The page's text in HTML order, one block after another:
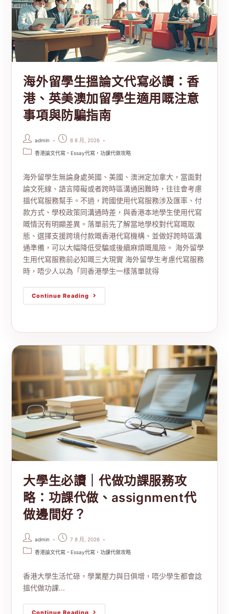
海外留學生搵論文代寫必讀：香
港、英美澳加留學生適用嘅注意
事項與防騙指南
admin 8 8 月, 2026
香港論文代寫・Essay代寫・功課代做攻略
海外留學生無論身處英國、美國、澳洲定加拿大，當面對
論文死線、語言障礙或者跨時區溝通困難時，往往會考慮
搵代寫服務幫手。不過，跨國使用代寫服務涉及匯率、付
款方式、學校政策同溝通時差，與香港本地學生使用代寫
嘅情況有明顯差異。落單前先了解當地學校對代寫嘅取
態、選擇支援跨境付款嘅香港代寫機構、並做好跨時區溝
通準備，可以大幅降低受騙或後續麻煩嘅風險。 海外留學
生用代寫服務前必知嘅三大現實 海外留學生考慮代寫服務
時，唔少人以為「同香港學生一樣落單就得
Continue Reading
大學生必讀｜代做功課服務攻
略：功課代做、assignment代
做邊間好？
admin 7 8 月, 2026
香港論文代寫・Essay代寫・功課代做攻略
香港大學生活忙碌，學業壓力與日俱增，唔少學生都會諗
搵代做功課...
Continue Reading